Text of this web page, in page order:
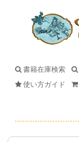
書籍在庫検索
使い方ガイド